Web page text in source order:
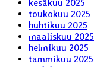
kesäkuu 2025
toukokuu 2025
huhtikuu 2025
maaliskuu 2025
helmikuu 2025
tammikuu 2025